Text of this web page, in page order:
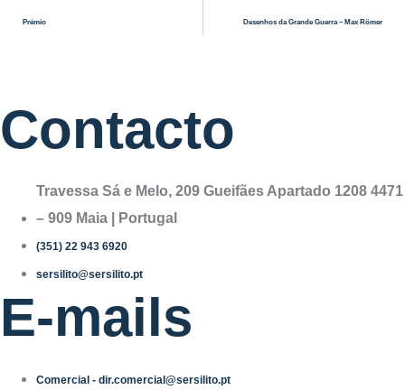
Prémio Desenhos da Grande Guerra – Max Römer
Contacto
Travessa Sá e Melo, 209 Gueifães Apartado 1208 4471
– 909 Maia | Portugal
(351) 22 943 6920
sersilito@sersilito.pt
E-mails
Comercial - dir.comercial@sersilito.pt